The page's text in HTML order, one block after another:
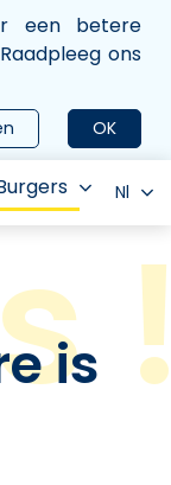
een betere
ons
OK
Nl
is